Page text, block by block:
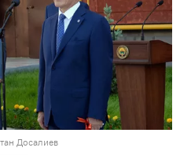
Досалиев